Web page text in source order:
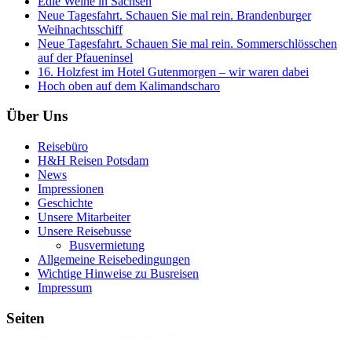
Neue Tagesfahrt. Schauen Sie mal rein. Brandenburger
Weihnachtsschiff
Neue Tagesfahrt. Schauen Sie mal rein. Sommerschlösschen
auf der Pfaueninsel
16. Holzfest im Hotel Gutenmorgen – wir waren dabei
Hoch oben auf dem Kalimandscharo
Über Uns
Reisebüro
H&H Reisen Potsdam
News
Impressionen
Geschichte
Unsere Mitarbeiter
Unsere Reisebusse
Busvermietung
Allgemeine Reisebedingungen
Wichtige Hinweise zu Busreisen
Impressum
Seiten